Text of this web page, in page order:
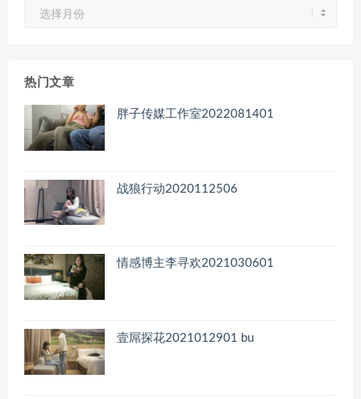
热门文章
胖子传媒工作室2022081401
战狼行动2020112506
情感博主李寻欢2021030601
壹屌探花2021012901 bu